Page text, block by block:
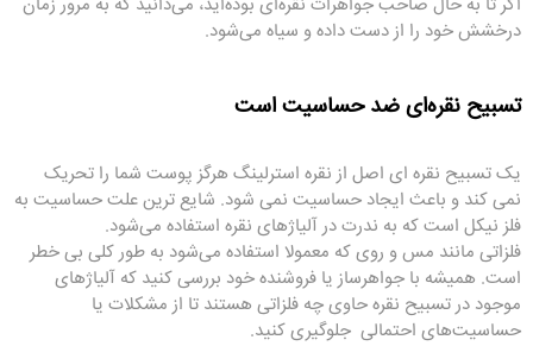
درخشش خود را از دست داده و سیاه می‌شود.
تسبیح نقره‌ای ضد حساسیت است
یک تسبیح نقره ای اصل از نقره استرلینگ هرگز پوست شما را تحریک
نمی کند و باعث ایجاد حساسیت نمی شود. شایع ترین علت حساسیت به
فلز نیکل است که به ندرت در آلیاژهای نقره استفاده می‌شود.
فلزاتی مانند مس و روی که معمولا استفاده می‌شود به طور کلی بی خطر
است. همیشه با جواهرساز یا فروشنده خود بررسی کنید که آلیاژهای
موجود در تسبیح نقره حاوی چه فلزاتی هستند تا از مشکلات یا
حساسیت‌های احتمالی جلوگیری کنید.